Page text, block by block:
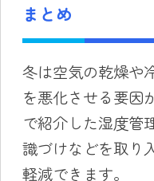
まとめ
冬は空気の乾燥や
を悪化させる要因
で紹介した湿度管
識づけなどを取り
軽減できます。